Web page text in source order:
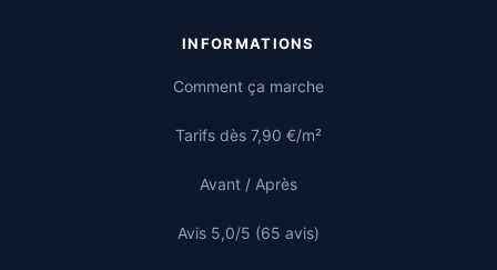
INFORMATIONS
Comment ça marche
Tarifs dès 7,90 €/m²
Avant / Après
Avis 5,0/5 (65 avis)